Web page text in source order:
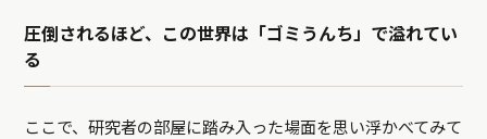
圧倒されるほど、この世界は「ゴミうんち」で溢れてい
る
ここで、研究者の部屋に踏み入った場面を思い浮かべてみて